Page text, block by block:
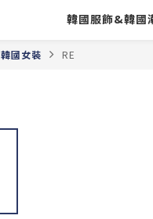
韓國服飾&韓國
韓國女裝 RE